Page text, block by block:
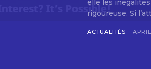
elle les
rigoureuse. Si
ACTUALITÉS